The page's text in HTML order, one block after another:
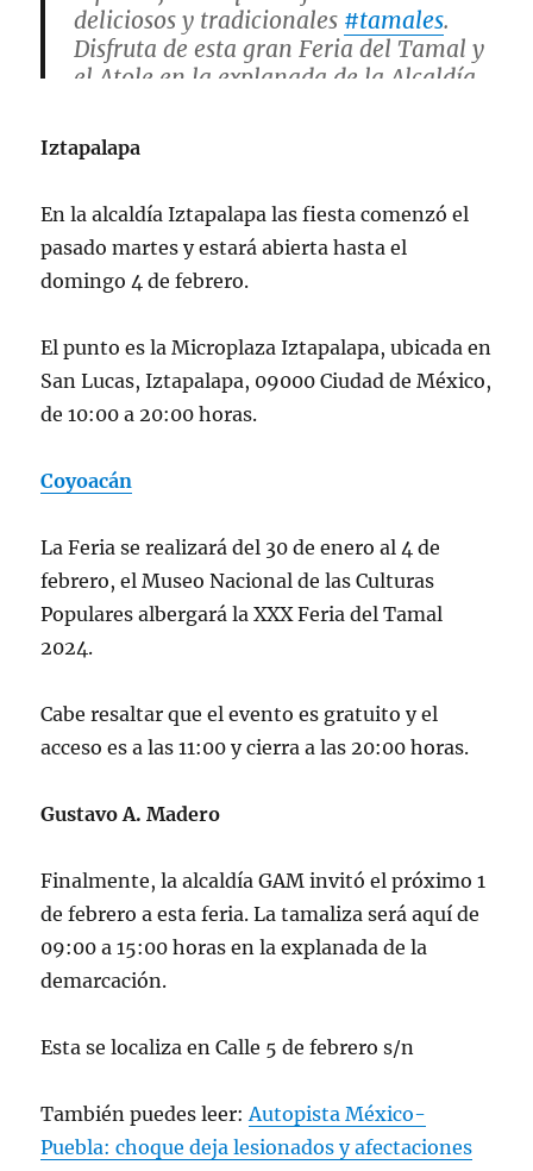
deliciosos y tradicionales #tamales.
Disfruta de esta gran Feria del Tamal y
el Atole en la explanada de la Alcaldía
#MiBellaVenus
pic.twitter.com/ZMF57oxhRJ
— EVELYN PARRA (@evelyn_parraA)
January 29, 2024
Iztapalapa
En la alcaldía Iztapalapa las fiesta comenzó el
pasado martes y estará abierta hasta el
domingo 4 de febrero.
El punto es la Microplaza Iztapalapa, ubicada en
San Lucas, Iztapalapa, 09000 Ciudad de México,
de 10:00 a 20:00 horas.
Coyoacán
La Feria se realizará del 30 de enero al 4 de
febrero, el Museo Nacional de las Culturas
Populares albergará la XXX Feria del Tamal
2024.
Cabe resaltar que el evento es gratuito y el
acceso es a las 11:00 y cierra a las 20:00 horas.
Gustavo A. Madero
Finalmente, la alcaldía GAM invitó el próximo 1
de febrero a esta feria. La tamaliza será aquí de
09:00 a 15:00 horas en la explanada de la
demarcación.
Esta se localiza en Calle 5 de febrero s/n
También puedes leer: Autopista México-
Puebla: choque deja lesionados y afectaciones